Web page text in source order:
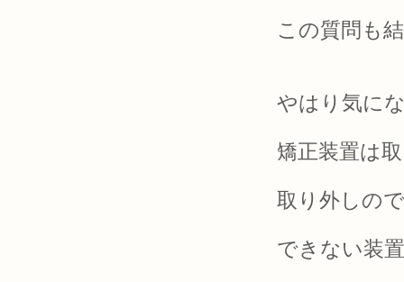
この質問も
やはり気に
矯正装置は
取り外しの
できない装